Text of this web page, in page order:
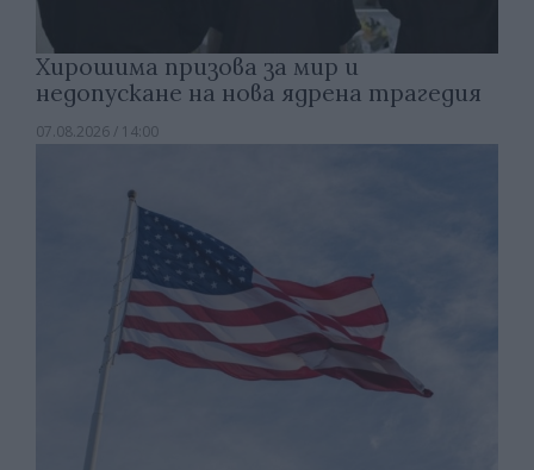
Хирошима призова за мир и
недопускане на нова ядрена трагедия
07.08.2026 / 14:00